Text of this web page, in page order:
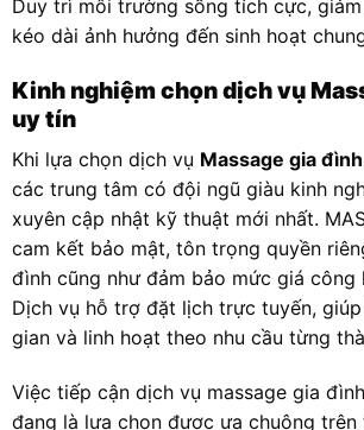
Duy trì môi trường sống tích cực,
kéo dài ảnh hưởng đến sinh hoạt
Kinh nghiệm chọn dịch vụ
uy tín
Khi lựa chọn dịch vụ Massage gia đình
các trung tâm có đội ngũ giàu kinh
xuyên cập nhật kỹ thuật mới nhất.
cam kết bảo mật, tôn trọng quyền
đình cũng như đảm bảo mức giá công
Dịch vụ hỗ trợ đặt lịch trực tuyến,
gian và linh hoạt theo nhu cầu từng
Việc tiếp cận dịch vụ massage gia
đang là lựa chọn được ưa chuộng trên